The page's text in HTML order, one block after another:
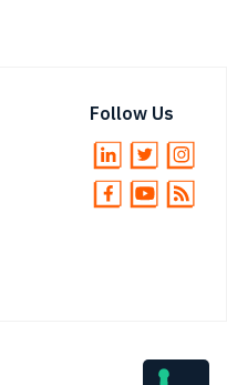
Follow Us